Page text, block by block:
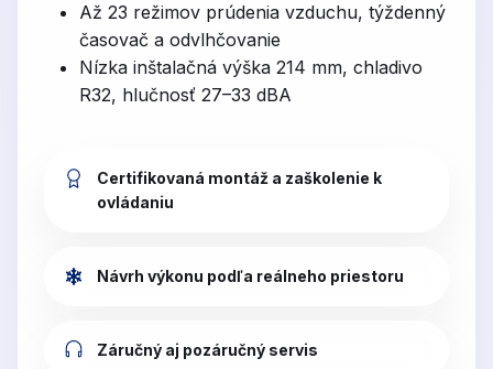
Až 23 režimov prúdenia vzduchu, týždenný
časovač a odvlhčovanie
Nízka inštalačná výška 214 mm, chladivo
R32, hlučnosť 27–33 dBA
Certifikovaná montáž a zaškolenie k
ovládaniu
Návrh výkonu podľa reálneho priestoru
Záručný aj pozáručný servis